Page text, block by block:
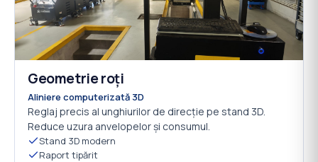
02
Geometrie roți
Aliniere computerizată 3D
Reglaj precis al unghiurilor de direcție pe stand 3D.
Reduce uzura anvelopelor și consumul.
Stand 3D modern
Raport tipărit